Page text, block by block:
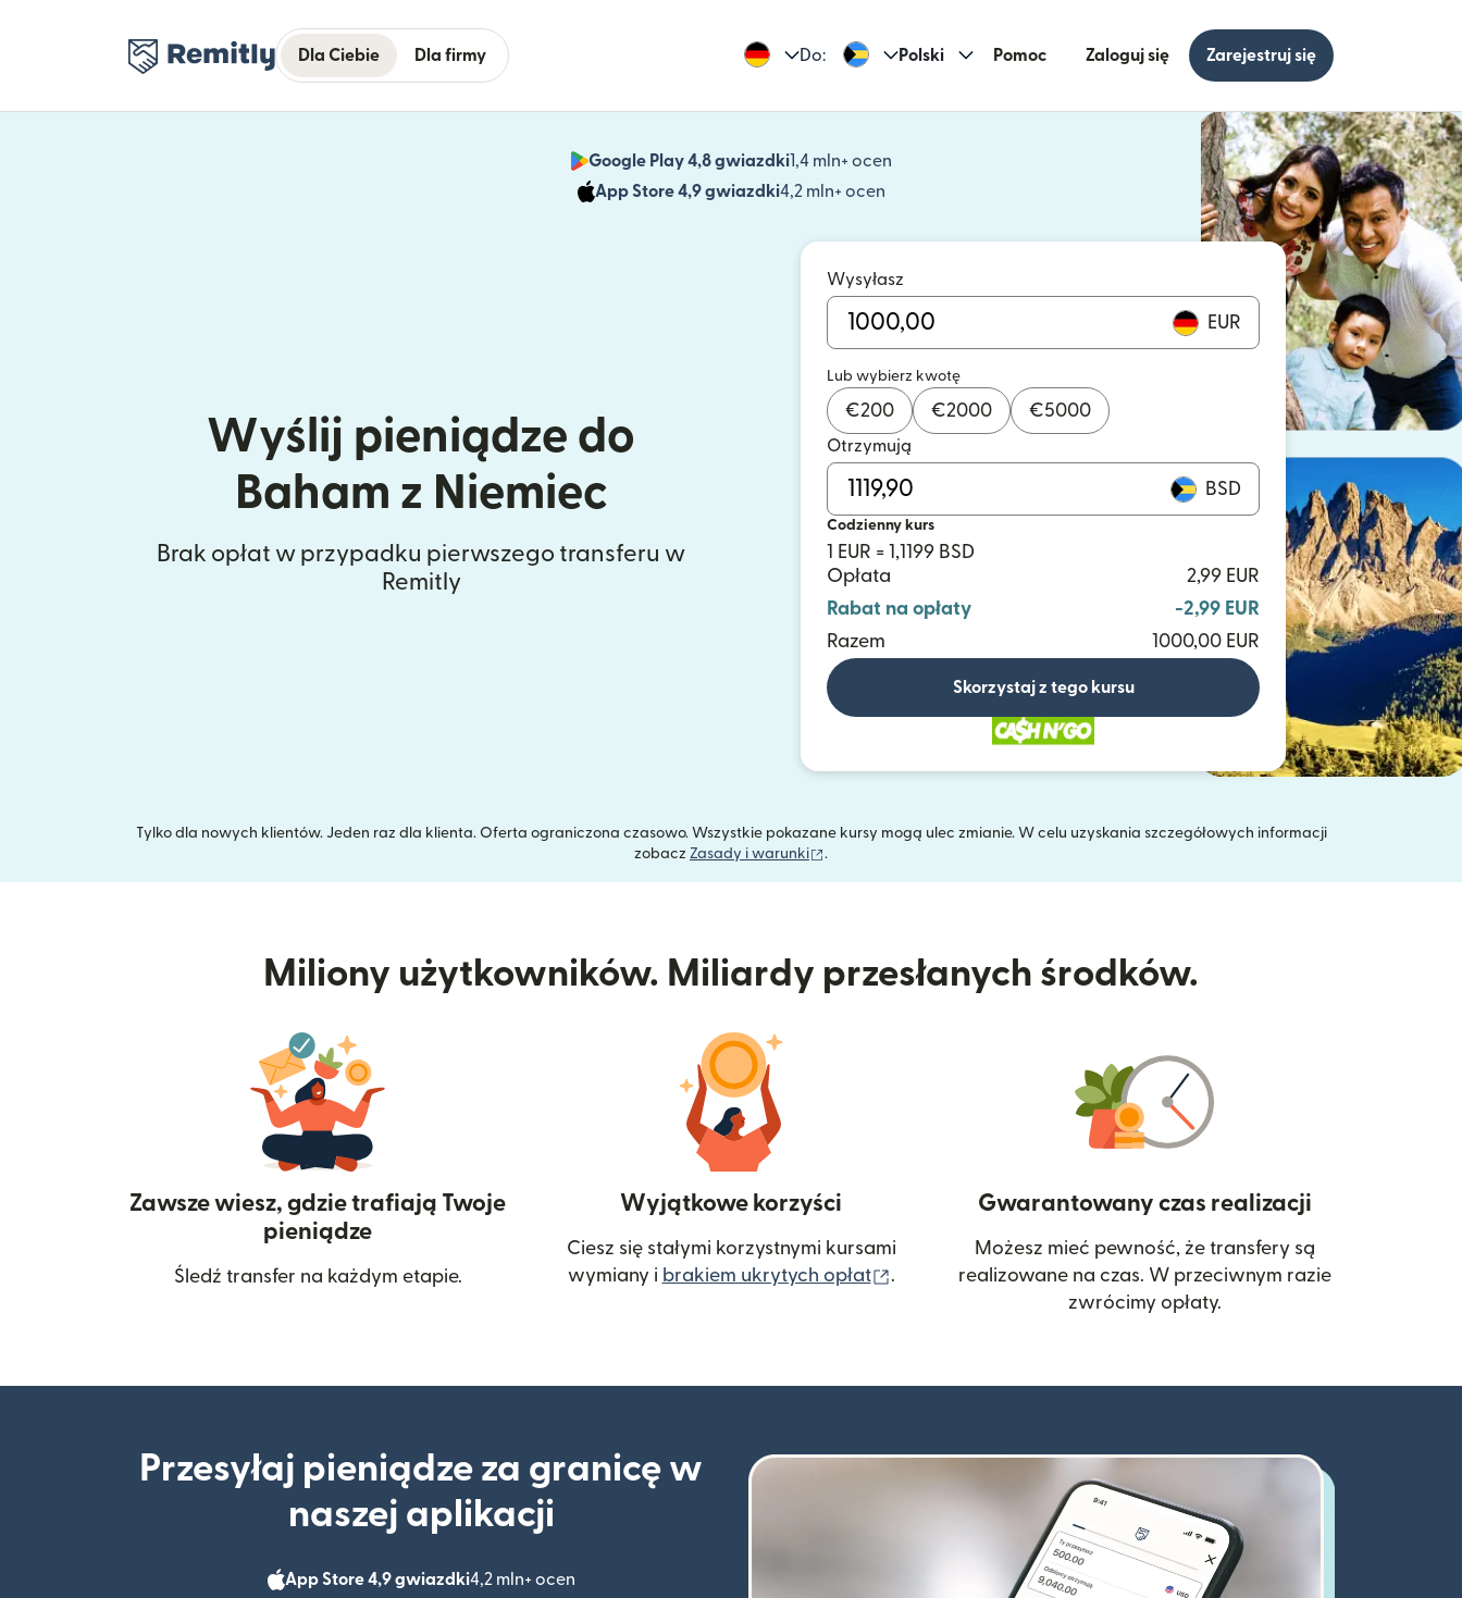
Dla Ciebie Dla firmy Do: Polski Pomoc Zaloguj się Zarejestruj się
Google Play 4,8 gwiazdki1,4 mln+ ocen
(otwiera się w nowym oknie)
App Store 4,9 gwiazdki4,2 mln+ ocen
(otwiera się w nowym oknie)
Wyślij pieniądze do
Baham z Niemiec
Brak opłat w przypadku pierwszego transferu w
Remitly
Wysyłasz
EUR
Lub wybierz kwotę
€200 €2000 €5000
Otrzymują
BSD
Codzienny kurs
1 EUR = 1,1199 BSD
Opłata
2,99 EUR
Rabat na opłaty
-2,99 EUR
Razem
1000,00 EUR
Skorzystaj z tego kursu
Tylko dla nowych klientów. Jeden raz dla klienta. Oferta ograniczona czasowo. Wszystkie pokazane kursy mogą ulec zmianie. W celu uzyskania szczegółowych informacji
zobacz Zasady i warunki (otwiera się w nowym oknie)
.
Miliony użytkowników. Miliardy przesłanych środków.
Zawsze wiesz, gdzie trafiają Twoje
pieniądze
Śledź transfer na każdym etapie.
Wyjątkowe korzyści
Ciesz się stałymi korzystnymi kursami
wymiany i brakiem ukrytych opłat (otwiera się w nowym oknie)
.
Gwarantowany czas realizacji
Możesz mieć pewność, że transfery są
realizowane na czas. W przeciwnym razie
zwrócimy opłaty.
Przesyłaj pieniądze za granicę w
naszej aplikacji
App Store 4,9 gwiazdki4,2 mln+ ocen
(otwiera się w nowym oknie)